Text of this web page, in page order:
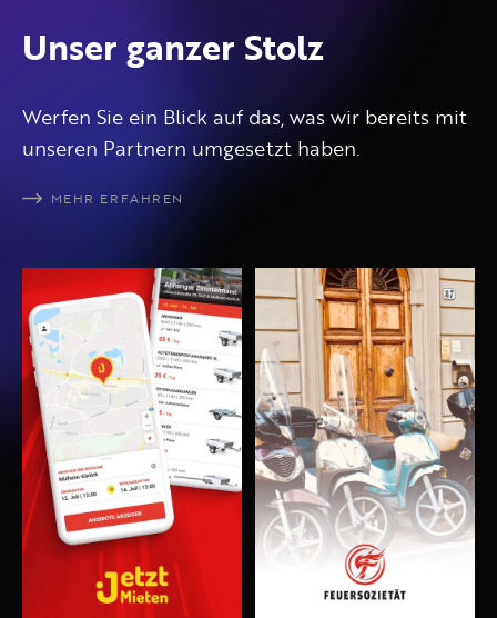
Unser ganzer Stolz
Werfen Sie ein Blick auf das, was wir bereits mit
unseren Partnern umgesetzt haben.
MEHR ERFAHREN